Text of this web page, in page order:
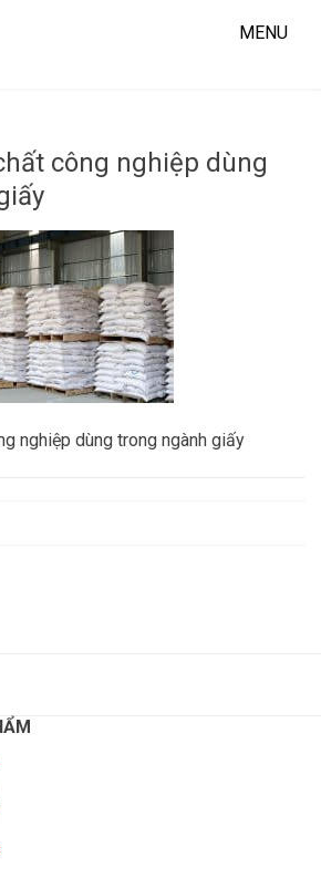
MENU
công nghiệp dùng
nghiệp dùng trong ngành giấy